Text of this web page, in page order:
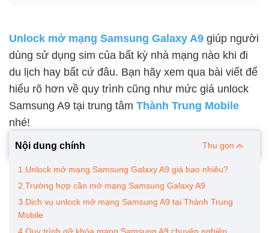
Unlock mở mạng Samsung Galaxy A9 giúp người
dùng sử dụng sim của bất kỳ nhà mạng nào khi đi
du lịch hay bất cứ đâu. Bạn hãy xem qua bài viết để
hiểu rõ hơn về quy trình cũng như mức giá unlock
Samsung A9 tại trung tâm Thành Trung Mobile
nhé!
Nội dung chính Thu gọn
1.Unlock mở mạng Samsung Galaxy A9 giá bao nhiêu?
2.Trường hợp cần mở mạng Samsung Galaxy A9
3.Dịch vụ unlock mở mạng Samsung A9 tại Thành Trung
Mobile